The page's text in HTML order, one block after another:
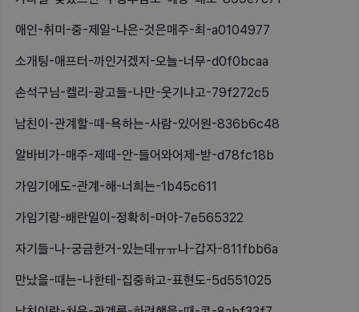
애인-취미-중-제일-나은-것은매주-최-a0104977
소개팅-애프터-까인거겠지-오늘-너무-d0f0bcaa
손석구님-켈리-광고들-나만-웃기냐고-79f272c5
남친이-관계할-때-욕하는-사람-있어원-836b6c48
알바비가-매주-제때-안-들어와어제-받-d78fc18b
가임기에도-관계-해-너희는-1b45c611
가임기랑-배란일이-정확히-머야-7e565322
자기들-나-궁금한거-있는데ㅠㅠ나-갑자-811fbb6a
만났을-때는-나한테-집중하고-표현도-5d551025